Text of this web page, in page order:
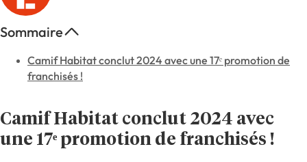
Sommaire
Camif Habitat conclut 2024 avec une 17ᵉ promotion de
franchisés !
Camif Habitat conclut 2024 avec
une 17ᵉ promotion de franchisés !